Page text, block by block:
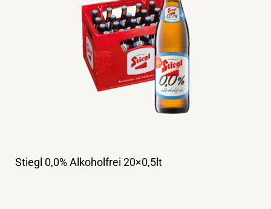
Stiegl 0,0% Alkoholfrei 20×0,5lt